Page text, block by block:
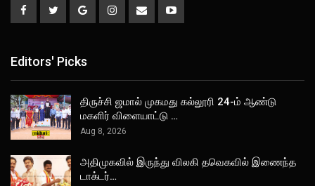
Editors' Picks
திருச்சி ஜமால் முகமது கல்லூரி 24-ம் ஆண்டு
மகளிர் விளையாட்டு …
Aug 8, 2026
அதிமுகவில் இருந்து விலகி தவெகவில் இணைந்த
டாக்டர்…